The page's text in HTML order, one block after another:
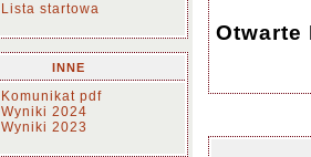
Lista startowa
INNE
Komunikat pdf
Wyniki 2024
Wyniki 2023
Otwarte